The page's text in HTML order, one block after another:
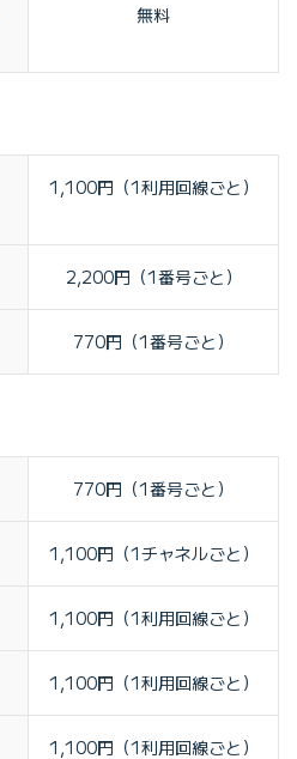
無料
1,100円（1利用回線ごと）
2,200円（1番号ごと）
770円（1番号ごと）
770円（1番号ごと）
1,100円（1チャネルごと）
1,100円（1利用回線ごと）
1,100円（1利用回線ごと）
1,100円（1利用回線ごと）